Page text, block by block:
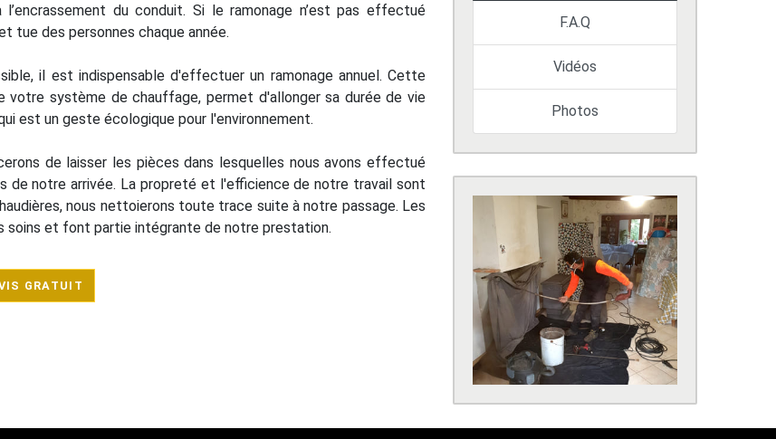
du conduit. Si le ramonage n’est pas effectué
tue des personnes chaque année.
il est indispensable d'effectuer un ramonage annuel. Cette
votre système de chauffage, permet d'allonger sa durée de vie
est un geste écologique pour l'environnement.
de laisser les pièces dans lesquelles nous avons effectué
notre arrivée. La propreté et l'efficience de notre travail sont
nous nettoierons toute trace suite à notre passage. Les
soins et font partie intégrante de notre prestation.
GRATUIT
F.A.Q
Vidéos
Photos